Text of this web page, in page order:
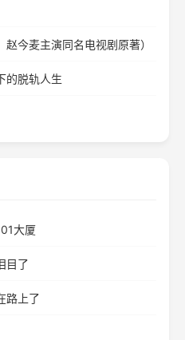
今麦主演同名电视剧原著）
的脱轨人生
大厦
目了
路上了